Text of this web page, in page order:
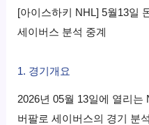
[아이스하키 NHL] 5월13일
세이버스 분석 중계
1. 경기개요
2026년 05월 13일에 열리
버팔로 세이버스의 경기 분